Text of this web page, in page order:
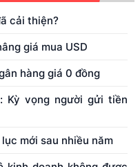
cải thiện?
giá mua USD
hàng giá 0 đồng
Kỳ vọng người gửi tiền
mới sau nhiều năm